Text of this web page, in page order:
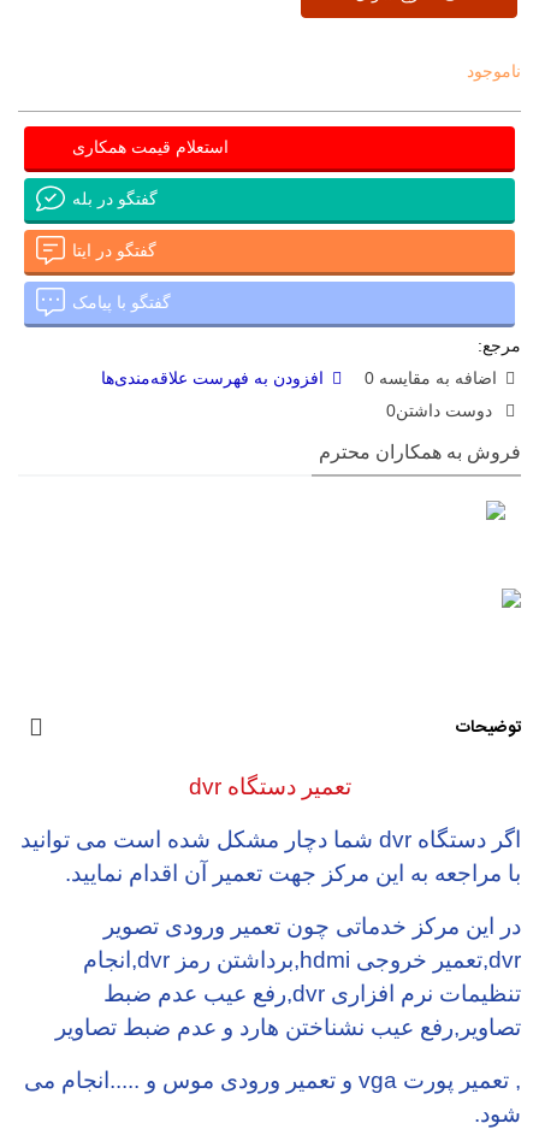
ناموجود
استعلام قیمت همکاری
گفتگو در بله
گفتگو در ایتا
گفتگو با پیامک
مرجع:
اضافه به مقایسه 0
افزودن به فهرست علاقه‌مندی‌ها
دوست داشتن0
فروش به همکاران محترم
توضیحات
تعمیر دستگاه dvr
اگر دستگاه dvr شما دچار مشکل شده است می توانید
با مراجعه به این مرکز جهت تعمیر آن اقدام نمایید.
در این مرکز خدماتی چون تعمیر ورودی تصویر
dvr,تعمیر خروجی hdmi,برداشتن رمز dvr,انجام
تنظیمات نرم افزاری dvr,رفع عیب عدم ضبط
تصاویر,رفع عیب نشناختن هارد و عدم ضبط تصاویر
, تعمیر پورت vga و تعمیر ورودی موس و .....انجام می
شود.